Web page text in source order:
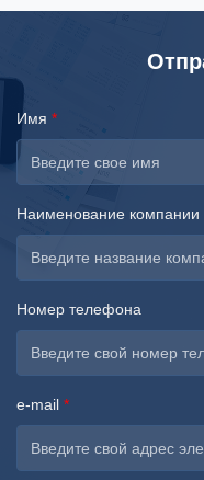
Имя *
Наименование компании
Номер телефона
e-mail *